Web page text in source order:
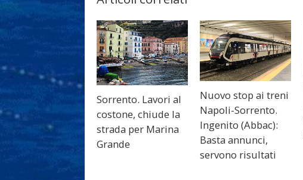
Sorrento. Lavori al
costone, chiude la
strada per Marina
Grande
Nuovo stop ai treni
Napoli-Sorrento.
Ingenito (Abbac):
Basta annunci,
servono risultati